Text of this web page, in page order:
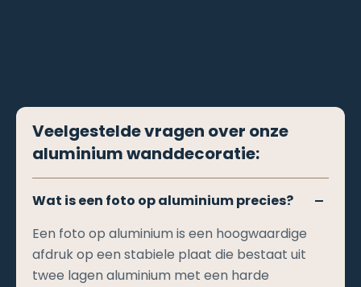
Veelgestelde vragen over onze
aluminium wanddecoratie:
Wat is een foto op aluminium precies?
Een foto op aluminium is een hoogwaardige
afdruk op een stabiele plaat die bestaat uit
twee lagen aluminium met een harde